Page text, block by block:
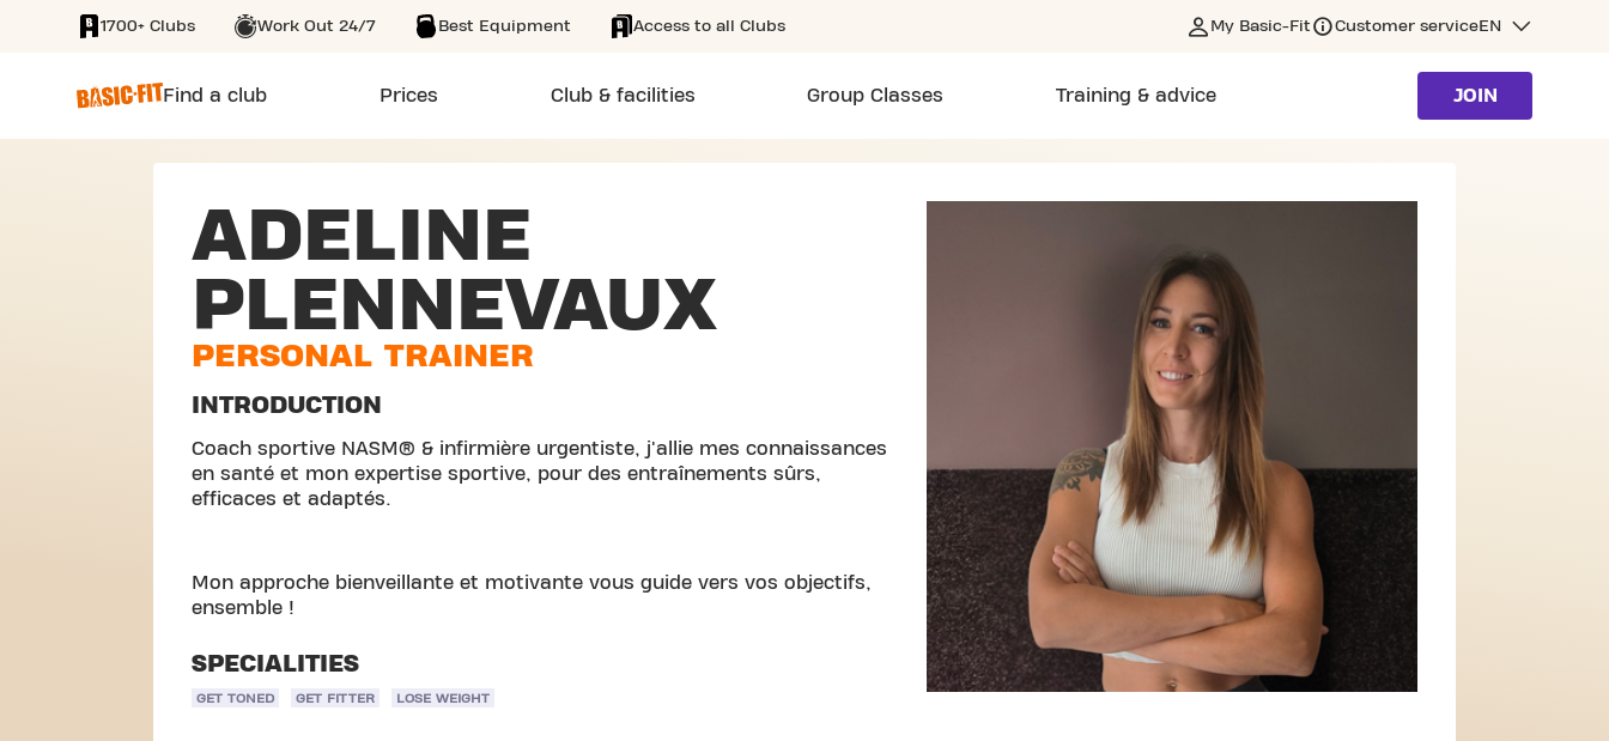
SKIP TO MAIN CONTENT
1700+ Clubs Work Out 24/7 Best Equipment Access to all Clubs My Basic-Fit Customer serviceEN
Find a club Prices Club & facilities Group Classes Training & advice JOIN
ADELINE
PLENNEVAUX
PERSONAL TRAINER
INTRODUCTION
Coach sportive NASM® & infirmière urgentiste, j'allie mes connaissances
en santé et mon expertise sportive, pour des entraînements sûrs,
efficaces et adaptés.
Mon approche bienveillante et motivante vous guide vers vos objectifs,
ensemble !
SPECIALITIES
GET TONED GET FITTER LOSE WEIGHT